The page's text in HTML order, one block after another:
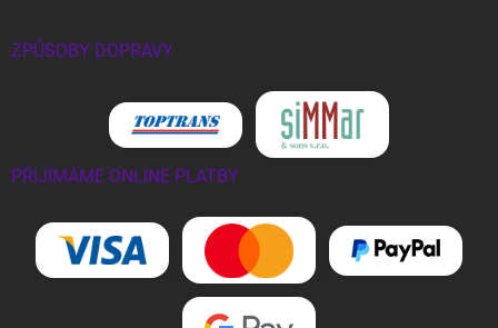
ZPŮSOBY DOPRAVY
PŘIJÍMÁME ONLINE PLATBY